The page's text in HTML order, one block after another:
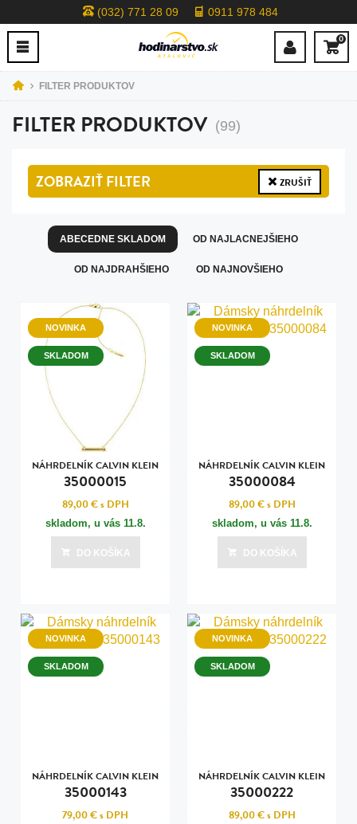
(032) 771 28 09 0911 978 484
0
FILTER PRODUKTOV
FILTER PRODUKTOV (99)
ZOBRAZIŤFILTER ZRUŠIŤ
ABECEDNE SKLADOM OD NAJLACNEJŠIEHO
OD NAJDRAHŠIEHO OD NAJNOVŠIEHO
NOVINKA
SKLADOM
NÁHRDELNÍK CALVIN KLEIN
35000015
89,00 €s DPH
skladom, u vás 11.8.
DO KOŠÍKA
NOVINKA
SKLADOM
NÁHRDELNÍK CALVIN KLEIN
35000084
89,00 €s DPH
skladom, u vás 11.8.
DO KOŠÍKA
NOVINKA
SKLADOM
NÁHRDELNÍK CALVIN KLEIN
35000143
79,00 €s DPH
NOVINKA
SKLADOM
NÁHRDELNÍK CALVIN KLEIN
35000222
89,00 €s DPH